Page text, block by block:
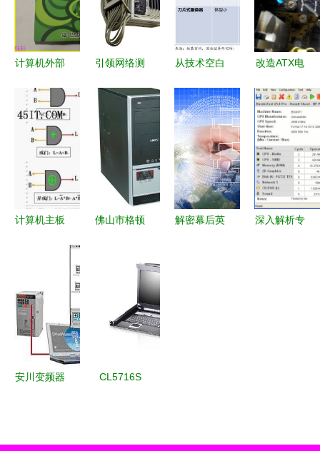
计算机外部
维护 从入
门到精通的
多维探讨
引领网络测
PA模块化
可扩展网络
分析仪及计
算机外围设
备深度测评
从技术空白
国产处理器
与服务器架
构的技术演
变与安全重
塑
改造ATX电
实现关电脑
同时关掉音
箱等外围设
备的简易指
南
计算机主板
查
佛山市格顿
计算机及外
围设备技术
的创新先锋
解密幕后英
深入解析专
安川变频器
CL5716S